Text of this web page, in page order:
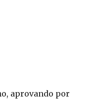
aprovando por